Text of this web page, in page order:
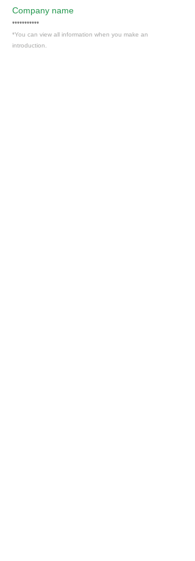
Company name
***********
*You can view all information when you make an
introduction.